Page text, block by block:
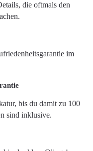
die oftmals den
bis du damit zu 100
sind inklusive.